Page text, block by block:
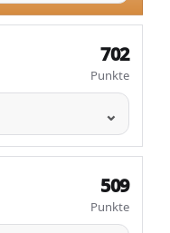
702
Punkte
509
Punkte